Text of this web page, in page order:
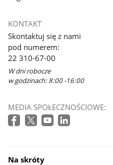
KONTAKT
Skontaktuj się z nami
pod numerem:
22 310-67-00
W dni robocze
w godzinach: 8:00 -16:00
MEDIA SPOŁECZNOŚCIOWE:
Na skróty